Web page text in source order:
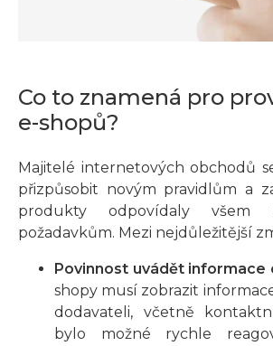
Co to znamená pro
e-shopů?
Majitelé internetových obchodů
přizpůsobit novým pravidlům a
produkty odpovídaly všem
požadavkům. Mezi nejdůležitější
Povinnost uvádět informace
shopy musí zobrazit
dodavateli, včetně
bylo možné rychle